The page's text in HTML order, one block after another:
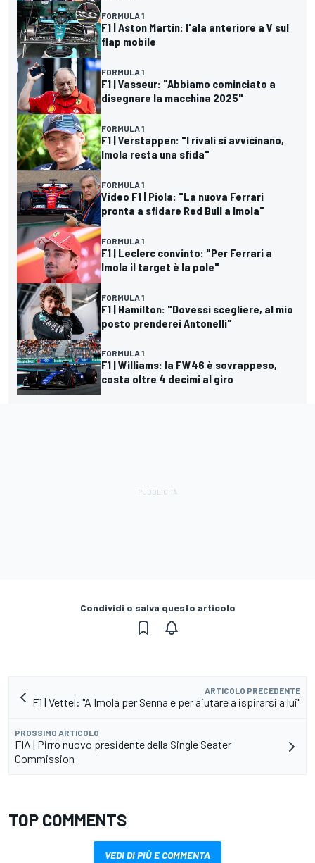
FORMULA 1
F1 | Aston Martin: l'ala anteriore a V sul
flap mobile
FORMULA 1
F1 | Vasseur: "Abbiamo cominciato a
disegnare la macchina 2025"
FORMULA 1
F1 | Verstappen: "I rivali si avvicinano,
Imola resta una sfida"
FORMULA 1
Video F1 | Piola: "La nuova Ferrari
pronta a sfidare Red Bull a Imola"
FORMULA 1
F1 | Leclerc convinto: "Per Ferrari a
Imola il target è la pole"
FORMULA 1
F1 | Hamilton: "Dovessi scegliere, al mio
posto prenderei Antonelli"
FORMULA 1
F1 | Williams: la FW46 è sovrappeso,
costa oltre 4 decimi al giro
Condividi o salva questo articolo
ARTICOLO PRECEDENTE
F1 | Vettel: "A Imola per Senna e per aiutare a ispirarsi a lui"
PROSSIMO ARTICOLO
FIA | Pirro nuovo presidente della Single Seater
Commission
TOP COMMENTS
VEDI DI PIÙ E COMMENTA